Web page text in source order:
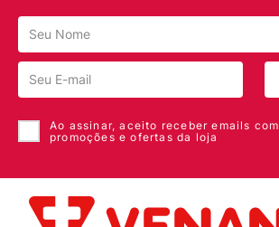
Ao assinar, aceito receber emails com
promoções e ofertas da loja